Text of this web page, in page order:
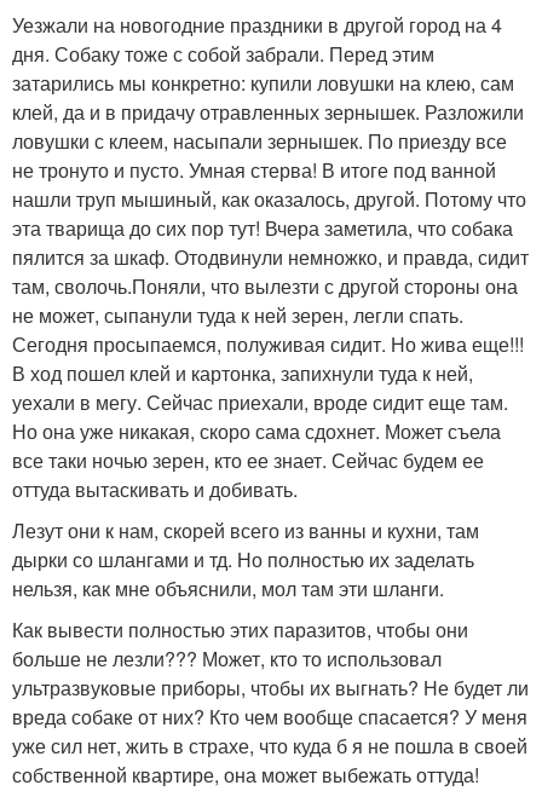
Уезжали на новогодние праздники в другой город на 4
дня. Собаку тоже с собой забрали. Перед этим
затарились мы конкретно: купили ловушки на клею, сам
клей, да и в придачу отравленных зернышек. Разложили
ловушки с клеем, насыпали зернышек. По приезду все
не тронуто и пусто. Умная стерва! В итоге под ванной
нашли труп мышиный, как оказалось, другой. Потому что
эта тварища до сих пор тут! Вчера заметила, что собака
пялится за шкаф. Отодвинули немножко, и правда, сидит
там, сволочь.Поняли, что вылезти с другой стороны она
не может, сыпанули туда к ней зерен, легли спать.
Сегодня просыпаемся, полуживая сидит. Но жива еще!!!
В ход пошел клей и картонка, запихнули туда к ней,
уехали в мегу. Сейчас приехали, вроде сидит еще там.
Но она уже никакая, скоро сама сдохнет. Может съела
все таки ночью зерен, кто ее знает. Сейчас будем ее
оттуда вытаскивать и добивать.
Лезут они к нам, скорей всего из ванны и кухни, там
дырки со шлангами и тд. Но полностью их заделать
нельзя, как мне объяснили, мол там эти шланги.
Как вывести полностью этих паразитов, чтобы они
больше не лезли??? Может, кто то использовал
ультразвуковые приборы, чтобы их выгнать? Не будет ли
вреда собаке от них? Кто чем вообще спасается? У меня
уже сил нет, жить в страхе, что куда б я не пошла в своей
собственной квартире, она может выбежать оттуда!